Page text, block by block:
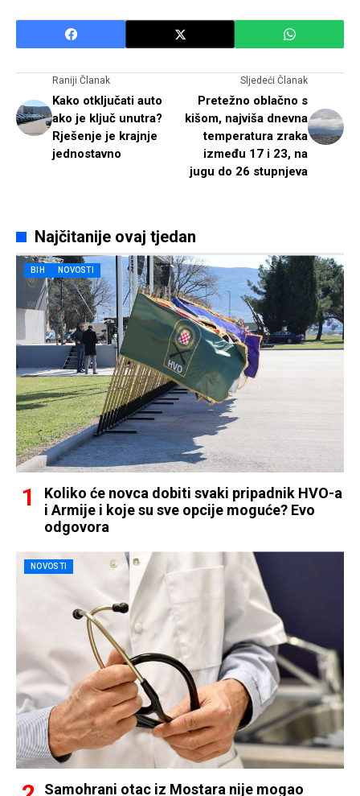
Raniji Članak
Kako otključati auto
ako je ključ unutra?
Rješenje je krajnje
jednostavno
Sljedeći Članak
Pretežno oblačno s
kišom, najviša dnevna
temperatura zraka
između 17 i 23, na
jugu do 26 stupnjeva
Najčitanije ovaj tjedan
BIH NOVOSTI
Koliko će novca dobiti svaki pripadnik HVO-a
i Armije i koje su sve opcije moguće? Evo
odgovora
NOVOSTI
Samohrani otac iz Mostara nije mogao